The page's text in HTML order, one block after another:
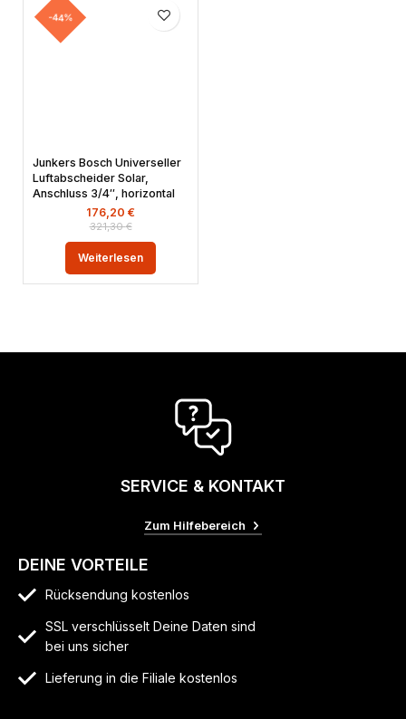
-44%
Junkers Bosch Universeller
Luftabscheider Solar,
Anschluss 3/4″, horizontal
321,30€
176,20 €
Weiterlesen
SERVICE & KONTAKT
Zum Hilfebereich
DEINE VORTEILE
Rücksendung kostenlos
SSL verschlüsselt Deine Daten sind
bei uns sicher
Lieferung in die Filiale kostenlos